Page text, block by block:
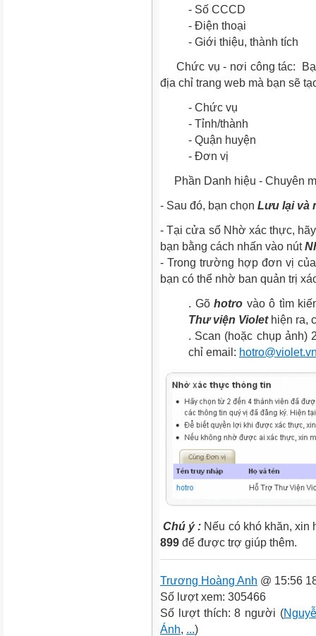
- Số CCCD
- Điện thoại
- Giới thiệu, thành tích
Chức vụ - nơi công tác:
địa chỉ trang web mà bạn sẽ
- Chức vụ
- Tỉnh/thành
- Quận huyện
- Đơn vị
Phần Danh hiệu - Chuyên
- Sau đó, bạn chọn Lưu lại và
- Tại cửa sổ Nhờ xác thực,
bạn bằng cách nhấn vào nút
- Trong trường hợp đơn vị
bạn có thể nhờ ban quản trị
. Gõhotro vào ô tìm
Thư viện Violethiện ra,
. Scan (hoặc chụp ảnh)
chỉ email:
Chú ý : Nếu có khó khăn, xin
899 để được trợ giúp thêm.
Trương Hoàng Anh @ 15:56
Số lượt xem: 305466
Số lượt thích: 8 người (
Ánh, ...)